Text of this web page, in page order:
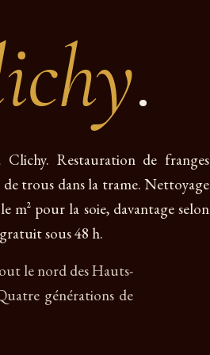
.
Restauration de franges
de trous dans la trame. Nettoyage
m² pour la soie, davantage selon
sous 48 h.
le nord des Hauts-
générations de